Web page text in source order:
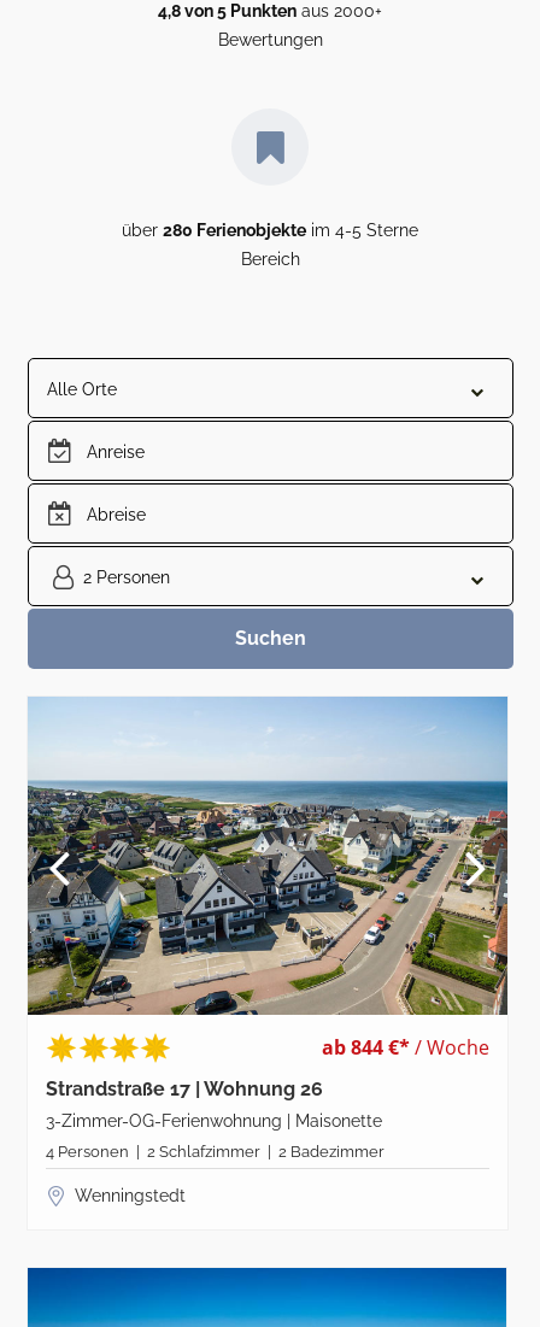
4,8 von 5 Punkten aus 2000+
Bewertungen
über 280 Ferienobjekte im 4-5 Sterne
Bereich
Alle Orte
2 Personen
ab 844 €*/ Woche
Strandstraße 17 | Wohnung 26
3-Zimmer-OG-Ferienwohnung | Maisonette
4 Personen | 2 Schlafzimmer | 2 Badezimmer
Wenningstedt